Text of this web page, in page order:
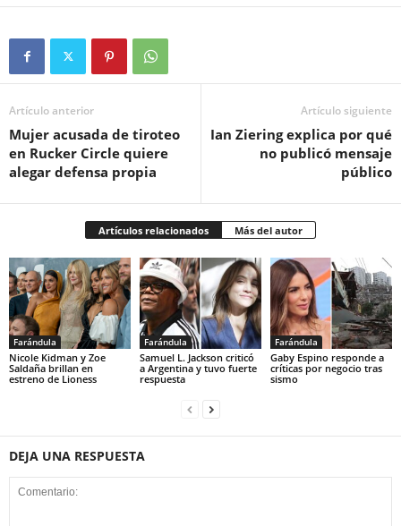
Artículo anterior
Mujer acusada de tiroteo
en Rucker Circle quiere
alegar defensa propia
Artículo siguiente
Ian Ziering explica por qué
no publicó mensaje
público
Artículos relacionados Más del autor
Farándula
Nicole Kidman y Zoe
Saldaña brillan en
estreno de Lioness
Farándula
Samuel L. Jackson criticó
a Argentina y tuvo fuerte
respuesta
Farándula
Gaby Espino responde a
críticas por negocio tras
sismo
DEJA UNA RESPUESTA